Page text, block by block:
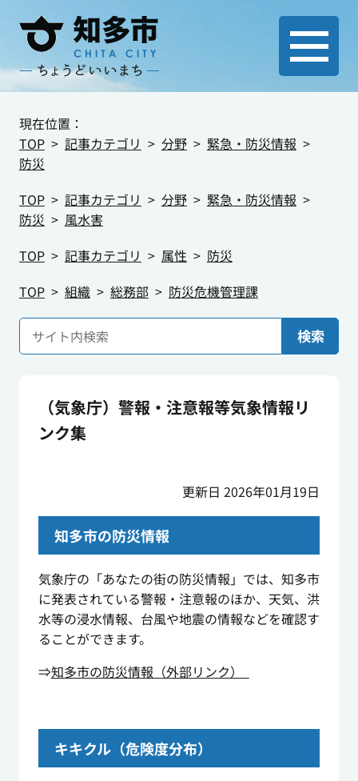
現在位置：
TOP
記事カテゴリ 分野
緊急・防災情報
防災
TOP
記事カテゴリ 分野
緊急・防災情報
防災
風水害
TOP
記事カテゴリ 属性
防災
TOP
組織 総務部 防災危機管理課
検索
（気象庁）警報・注意報等気象情報リ
ンク集
更新日 2026年01月19日
知多市の防災情報
気象庁の「あなたの街の防災情報」では、知多市
に発表されている警報・注意報のほか、天気、洪
水等の浸水情報、台風や地震の情報などを確認す
ることができます。
⇒知多市の防災情報（外部リンク）
キキクル（危険度分布）